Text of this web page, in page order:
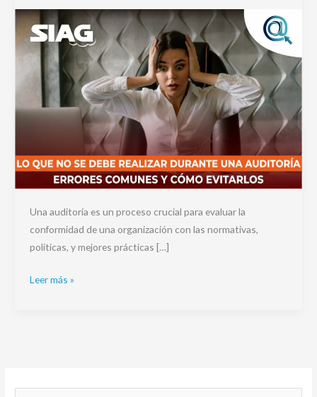
Una auditoría es un proceso crucial para evaluar la
conformidad de una organización con las normativas,
políticas, y mejores prácticas […]
cómo
evitarlos
Leer más »